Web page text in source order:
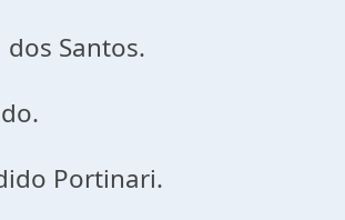
Santos.
Portinari.